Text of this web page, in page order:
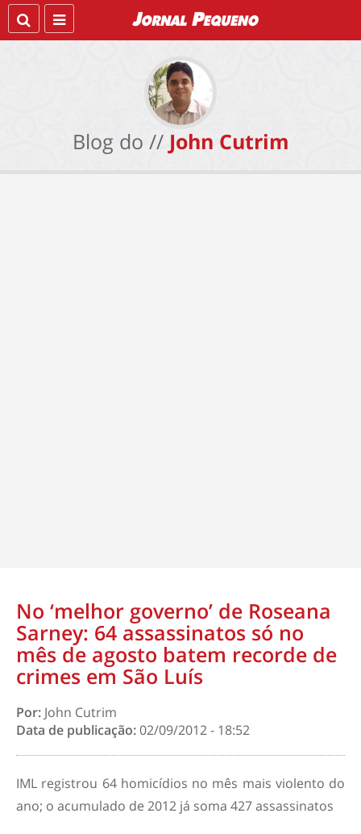
Blog do // John Cutrim
No ‘melhor governo’ de Roseana
Sarney: 64 assassinatos só no
mês de agosto batem recorde de
crimes em São Luís
Por: John Cutrim
Data de publicação:02/09/2012 - 18:52
IML registrou 64 homicídios no mês mais violento do
ano; o acumulado de 2012 já soma 427 assassinatos